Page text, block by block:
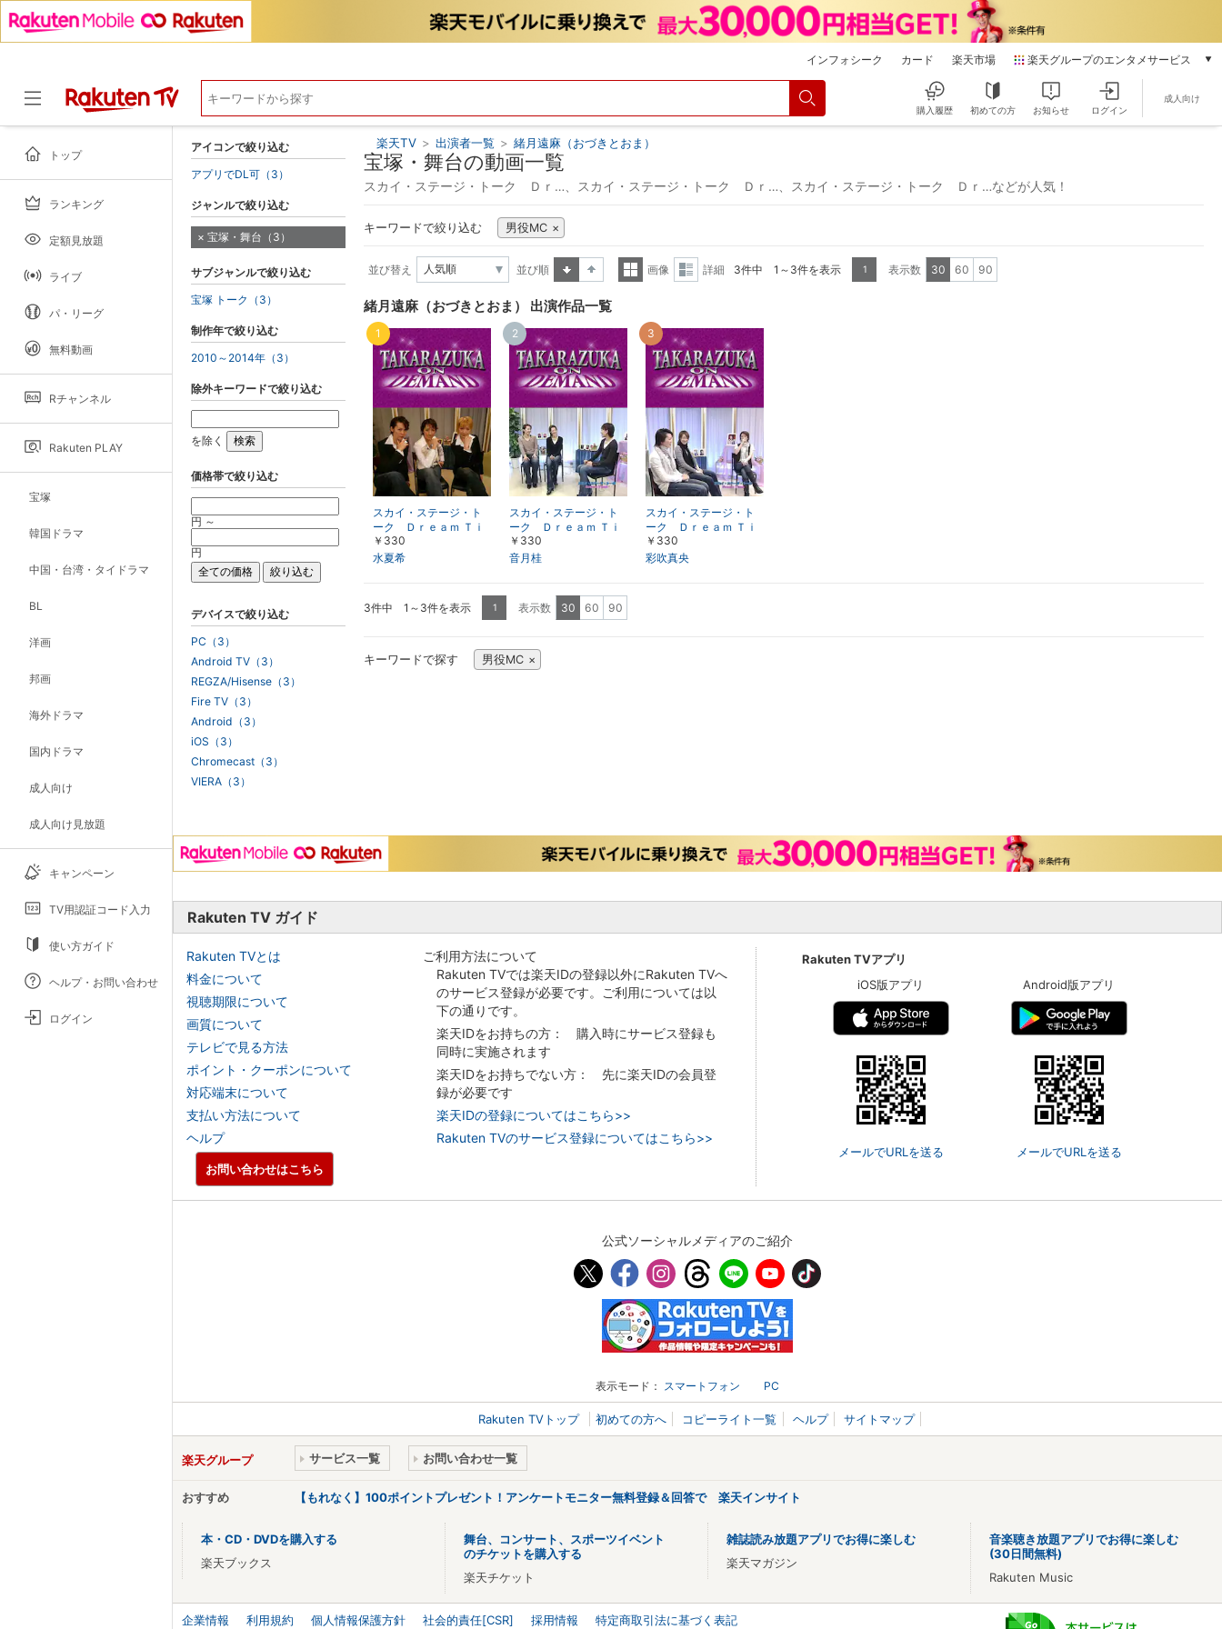
インフォシーク カード 楽天市場 楽天グループのエンタメサービス
本/ゲーム/CD/DVD
楽天Kobo
動画配信
購入履歴 初めての方 お知らせ ログイン
成人向け
トップ
ランキング
定額見放題
ライブ
パ・リーグ
無料動画
Rチャンネル
Rakuten PLAY
宝塚
韓国ドラマ
中国・台湾・タイドラマ
BL
洋画
邦画
海外ドラマ
国内ドラマ
成人向け
成人向け見放題
キャンペーン
TV用認証コード入力
使い方ガイド
ヘルプ・お問い合わせ
ログイン
楽天TV > 出演者一覧 > 緒月遠麻（おづきとおま）
宝塚・舞台の動画一覧
スカイ・ステージ・トーク Ｄｒ…、スカイ・ステージ・トーク Ｄｒ…、スカイ・ステージ・トーク Ｄｒ…などが人気！
キーワードで絞り込む 男役MC
並び替え
並び順
画像
詳細 3件中 1～3件を表示 1 表示数 30 60 90
緒月遠麻（おづきとおま） 出演作品一覧
スカイ・ステージ・ト
ーク Ｄｒｅａｍ Ｔｉ
ｍｅ「水夏希、凰稀か
なめ、緒月遠麻」
￥330
水夏希
1
スカイ・ステージ・ト
ーク Ｄｒｅａｍ Ｔｉ
ｍｅ「音月桂・凰稀か
なめ・緒月遠麻」
￥330
音月桂
2
スカイ・ステージ・ト
ーク Ｄｒｅａｍ Ｔｉ
ｍｅ「彩吹真央・凰稀
かなめ・緒月遠麻」
￥330
彩吹真央
3
3件中 1～3件を表示 1 表示数 30 60 90
キーワードで探す 男役MC
アイコンで絞り込む
アプリでDL可（3）
ジャンルで絞り込む
宝塚・舞台（3）
サブジャンルで絞り込む
宝塚 トーク（3）
制作年で絞り込む
2010～2014年（3）
除外キーワードで絞り込む
を除く
価格帯で絞り込む
円 ～
円
デバイスで絞り込む
PC（3）
Android TV（3）
REGZA/Hisense（3）
Fire TV（3）
Android（3）
iOS（3）
Chromecast（3）
VIERA（3）
Rakuten TV ガイド
Rakuten TVとは
料金について
視聴期限について
画質について
テレビで見る方法
ポイント・クーポンについて
対応端末について
支払い方法について
ヘルプ
ご利用方法について
Rakuten TVでは楽天IDの登録以外にRakuten TVへ
のサービス登録が必要です。ご利用については以
下の通りです。
楽天IDをお持ちの方： 購入時にサービス登録も
同時に実施されます
楽天IDをお持ちでない方： 先に楽天IDの会員登
録が必要です
楽天IDの登録についてはこちら>>
Rakuten TVのサービス登録についてはこちら>>
Rakuten TVアプリ
iOS版アプリ
メールでURLを送る
Android版アプリ
メールでURLを送る
お問い合わせはこちら
公式ソーシャルメディアのご紹介
表示モード： スマートフォン PC
Rakuten TVトップ 初めての方へ コピーライト一覧 ヘルプ サイトマップ
楽天グループ サービス一覧 お問い合わせ一覧
おすすめ 【もれなく】100ポイントプレゼント！アンケートモニター無料登録＆回答で 楽天インサイト
本・CD・DVDを購入する
楽天ブックス
舞台、コンサート、スポーツイベント
のチケットを購入する
楽天チケット
雑誌読み放題アプリでお得に楽しむ
楽天マガジン
音楽聴き放題アプリでお得に楽しむ
(30日間無料)
Rakuten Music
企業情報 利用規約 個人情報保護方針 社会的責任[CSR] 採用情報 特定商取引法に基づく表記